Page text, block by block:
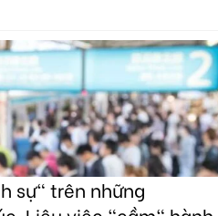
sự" trên những